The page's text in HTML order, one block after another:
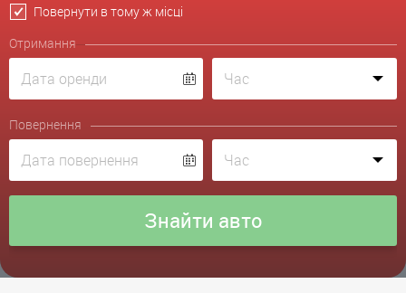
Повернути в тому ж місці
Отримання
Повернення